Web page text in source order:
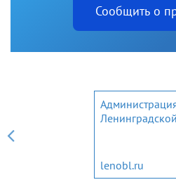
Сообщить о
lenobl.ru